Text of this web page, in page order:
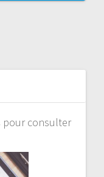
pour consulter